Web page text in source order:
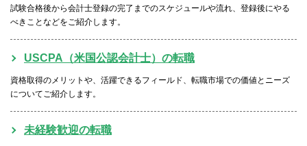
試験合格後から会計士登録の完了までのスケジュールや流れ、登録後にやる
べきことなどをご紹介します。
USCPA（米国公認会計士）の転職
資格取得のメリットや、活躍できるフィールド、転職市場での価値とニーズ
についてご紹介します。
未経験歓迎の転職